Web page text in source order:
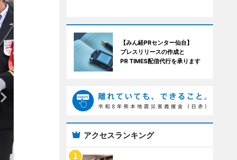
【みん経PRセンター仙台】
プレスリリースの作成と
PR TIMES配信代行を承ります
アクセスランキング